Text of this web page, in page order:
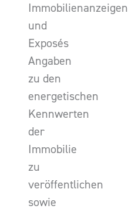
Immobilienanzeigen
und
Exposés
Angaben
zu den
energetischen
Kennwerten
der
Immobilie
zu
veröffentlichen
sowie